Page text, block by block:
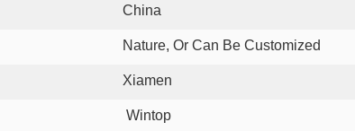
China
Nature, Or Can Be Customized
Xiamen
Wintop